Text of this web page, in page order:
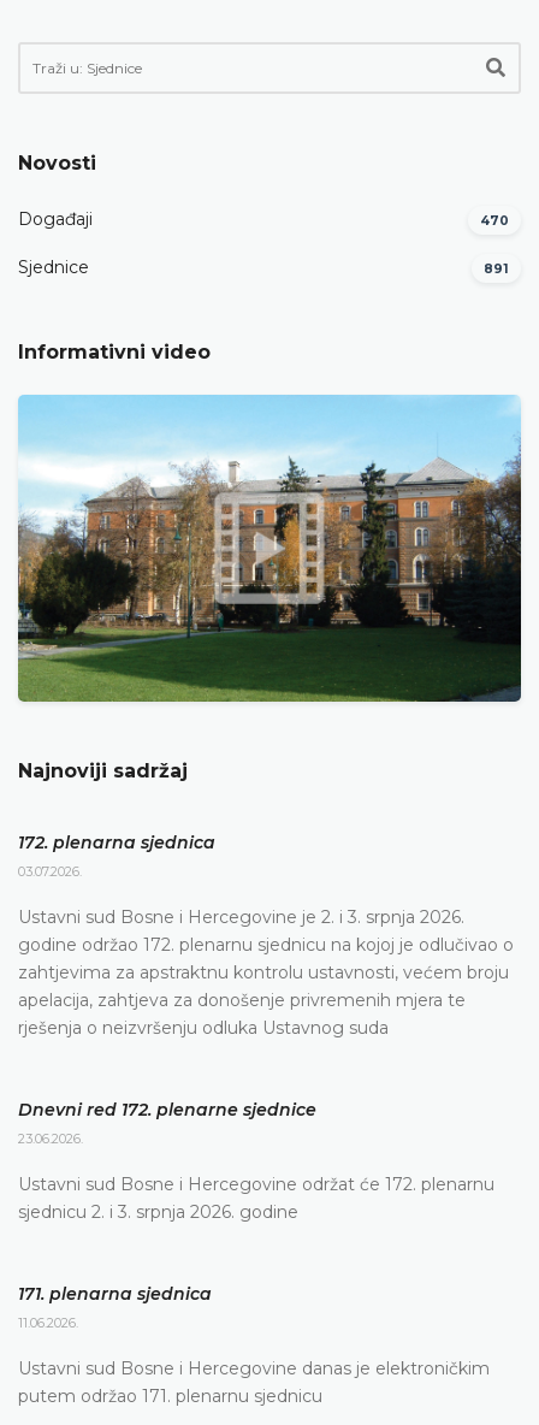
Novosti
Događaji 470
Sjednice 891
Informativni video
Najnoviji sadržaj
172. plenarna sjednica
03.07.2026.
Ustavni sud Bosne i Hercegovine je 2. i 3. srpnja 2026.
godine održao 172. plenarnu sjednicu na kojoj je odlučivao o
zahtjevima za apstraktnu kontrolu ustavnosti, većem broju
apelacija, zahtjeva za donošenje privremenih mjera te
rješenja o neizvršenju odluka Ustavnog suda
Dnevni red 172. plenarne sjednice
23.06.2026.
Ustavni sud Bosne i Hercegovine održat će 172. plenarnu
sjednicu 2. i 3. srpnja 2026. godine
171. plenarna sjednica
11.06.2026.
Ustavni sud Bosne i Hercegovine danas je elektroničkim
putem održao 171. plenarnu sjednicu